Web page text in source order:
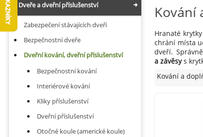
Kování
Hranaté
chrání místa
dveří.
a závěsys
Kování a
Dveře a dveřní příslušenství
Zabezpečení stávajících dveří
Bezpečnostní dveře
Dveřní kování, dveřní příslušenství
Bezpečnostní kování
Interiérové kování
Kliky příslušenství
Dveřní příslušenství
Otočné koule (americké koule)